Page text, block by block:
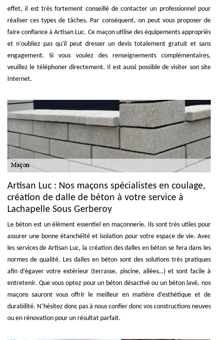
effet, il est très fortement conseillé de contacter un professionnel pour
réaliser ces types de tâches. Par conséquent, on peut vous proposer de
faire confiance à Artisan Luc. Ce maçon utilise des équipements appropriés
et n'oubliez pas qu'il peut dresser un devis totalement gratuit et sans
engagement. Si vous voulez des renseignements complémentaires,
veuillez le téléphoner directement. Il est aussi possible de visiter son site
Internet.
Artisan Luc : Nos maçons spécialistes en coulage,
création de dalle de béton à votre service à
Lachapelle Sous Gerberoy
Le béton est un élément essentiel en maçonnerie. Ils sont très utiles pour
assurer une bonne étanchéité et isolation pour votre espace de vie. Avec
les services de Artisan Luc, la création des dalles en béton se fera dans les
normes de qualité. Les dalles en béton sont des solutions très pratiques
afin d’égayer votre extérieur (terrasse, piscine, allées…) et sont facile à
entretenir. Que vous optez pour un béton désactivé ou un béton lavé, nos
maçons sauront vous offrir le meilleur en matière d’esthétique et de
durabilité. N’hésitez donc pas à nous confier donc vos constructions neuves
ou en rénovation pour un résultat parfait.